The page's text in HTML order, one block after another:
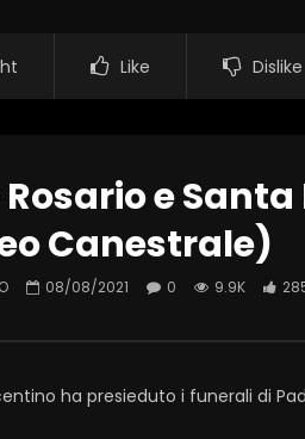
Like Dislike
e
Canestrale)
08/08/2021 0 9.9K
ha presieduto i funerali di